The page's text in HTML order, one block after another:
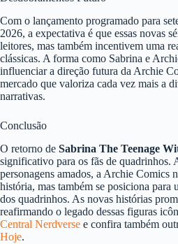
Com o lançamento programado para
2026, a expectativa é que essas novas
leitores, mas também incentivem uma
clássicas. A forma como Sabrina e
influenciar a direção futura da Archie
mercado que valoriza cada vez mais a
narrativas.
Conclusão
O retorno de Sabrina The Teenage
significativo para os fãs de quadrinhos.
personagens amados, a Archie Comics
história, mas também se posiciona
dos quadrinhos. As novas histórias
reafirmando o legado dessas figuras
Central Nerdverse e confira também
Hoje.